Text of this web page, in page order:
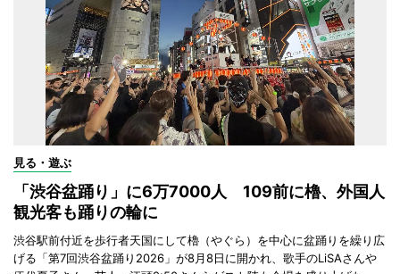
見る・遊ぶ
「渋谷盆踊り」に6万7000人 109前に櫓、外国人
観光客も踊りの輪に
渋谷駅前付近を歩行者天国にして櫓（やぐら）を中心に盆踊りを繰り広
げる「第7回渋谷盆踊り2026」が8月8日に開かれ、歌手のLiSAさんや